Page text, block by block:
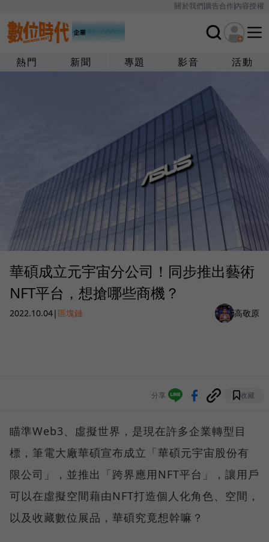
關於我們廣告合作內容授權
熱門 新聞 專題 影音 活動
華碩成立元宇宙分公司！同步推出藝術
NFT平台，想搶哪些商機？
2022.10.04| 區塊鏈 高敬原
分享 收藏
瞄準Web3、虛擬世界，是現在許多企業轉型目
標，筆電大廠華碩宣布成立「華碩元宇宙股份有
限公司」，並推出「跨界應用NFT平台」，讓用戶
可以在虛擬空間藉由NFT打造個人化角色、空間，
以及收藏數位展品，華碩究竟想幹嘛？